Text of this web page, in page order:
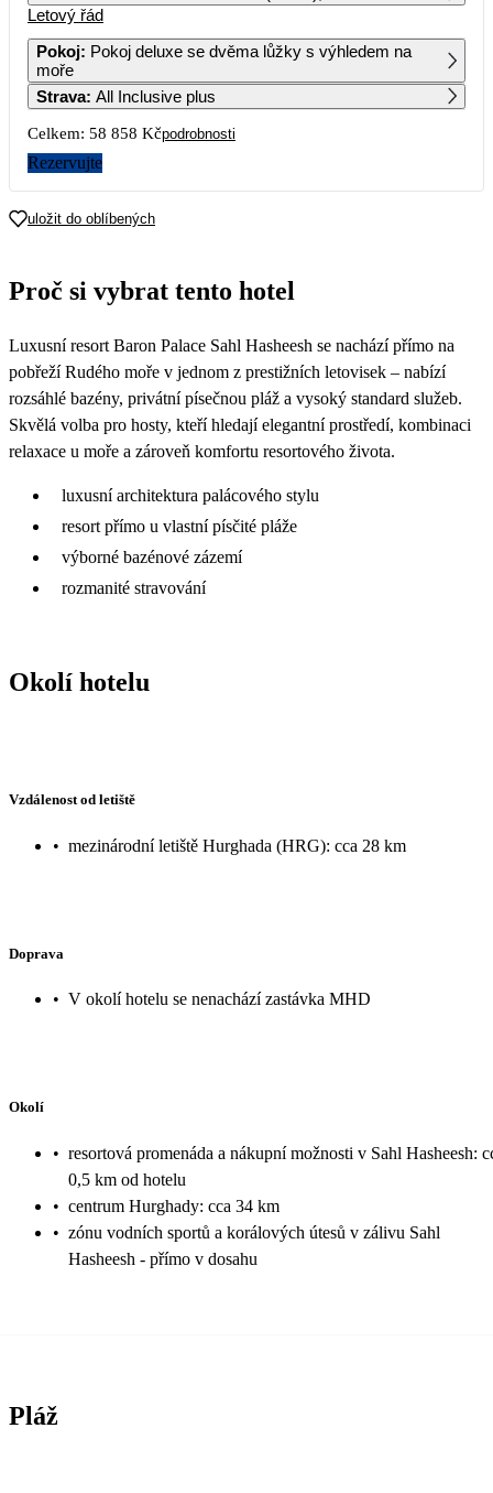
3 4 5 6 7 8 9
10 11 12
17
29 419
18
31 709
19 20 21 22 23
Letový řád
Pokoj: Pokoj deluxe se dvěma lůžky s výhledem na
moře
Strava: All Inclusive plus
Celkem: 58 858 Kčpodrobnosti
Rezervujte
uložit do oblíbených
Proč si vybrat tento hotel
Luxusní resort Baron Palace Sahl Hasheesh se nachází přímo na
pobřeží Rudého moře v jednom z prestižních letovisek – nabízí
rozsáhlé bazény, privátní písečnou pláž a vysoký standard služeb.
Skvělá volba pro hosty, kteří hledají elegantní prostředí, kombinaci
relaxace u moře a zároveň komfortu resortového života.
luxusní architektura palácového stylu
resort přímo u vlastní písčité pláže
výborné bazénové zázemí
rozmanité stravování
Okolí hotelu
Vzdálenost od letiště
• mezinárodní letiště Hurghada (HRG): cca 28 km
Doprava
• V okolí hotelu se nenachází zastávka MHD
Okolí
• resortová promenáda a nákupní možnosti v Sahl Hasheesh:
0,5 km od hotelu
• centrum Hurghady: cca 34 km
• zónu vodních sportů a korálových útesů v zálivu Sahl
Hasheesh - přímo v dosahu
Pláž